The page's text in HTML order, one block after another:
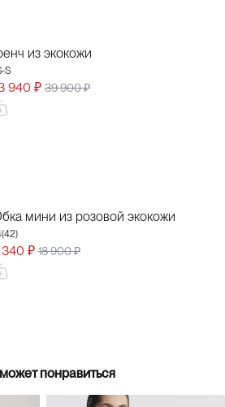
из экокожи
S
940 ₽ 39 900 ₽
мини из розовой экокожи
340 ₽ 18 900 ₽
понравиться